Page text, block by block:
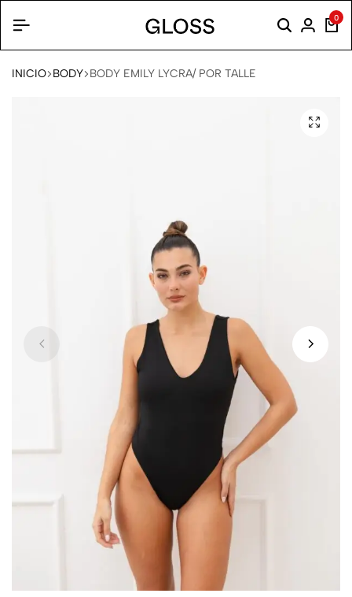
0
INICIO BODY BODY EMILY LYCRA/ POR TALLE